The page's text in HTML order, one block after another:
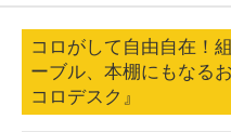
コロがして自由自在！
ーブル、本棚にもなる
コロデスク』